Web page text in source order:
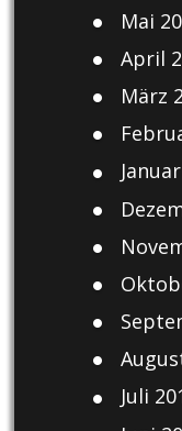
Mai
April
März
Juli